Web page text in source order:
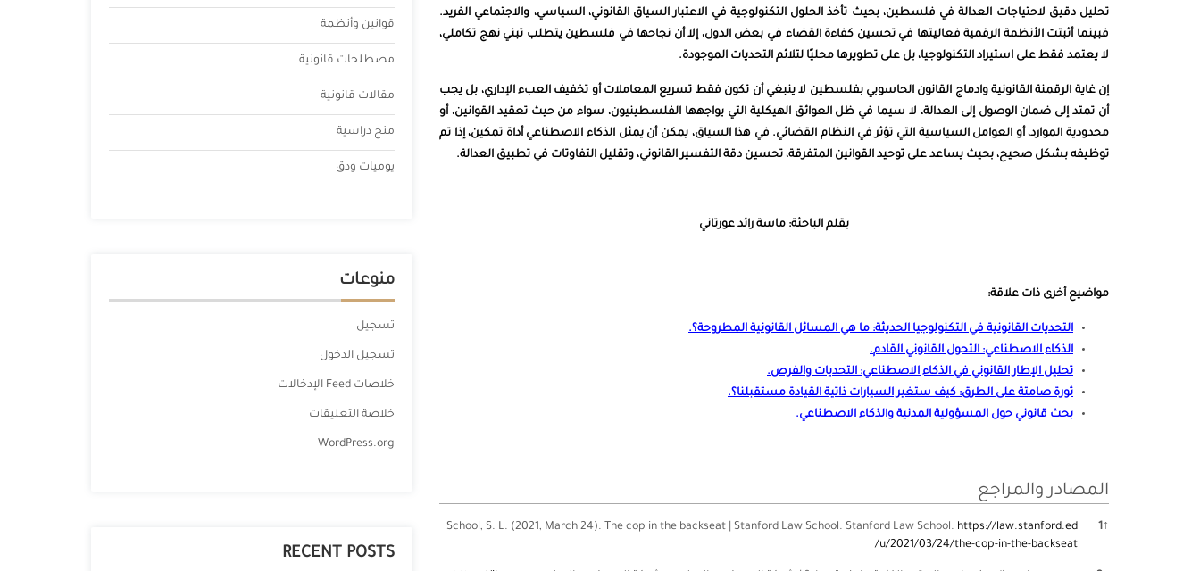
تحليل دقيق لاحتياجات العدالة في فلسطين، بحيث تأخذ الحلول التكنولوجية في الاعتبار السياق القانوني، السياسي، والاجتماعي الفريد.
فبينما أثبتت الأنظمة الرقمية فعاليتها في تحسين كفاءة القضاء في بعض الدول، إلا أن نجاحها في فلسطين يتطلب تبني نهج تكاملي،
لا يعتمد فقط على استيراد التكنولوجيا، بل على تطويرها محليًا لتلائم التحديات الموجودة.
إن غاية الرقمنة القانونية وادماج القانون الحاسوبي بفلسطين لا ينبغي أن تكون فقط تسريع المعاملات أو تخفيف العبء الإداري، بل يجب
أن تمتد إلى ضمان الوصول إلى العدالة، لا سيما في ظل العوائق الهيكلية التي يواجهها الفلسطينيون، سواء من حيث تعقيد القوانين، أو
محدودية الموارد، أو العوامل السياسية التي تؤثر في النظام القضائي. في هذا السياق، يمكن أن يمثل الذكاء الاصطناعي أداة تمكين، إذا تم
توظيفه بشكل صحيح، بحيث يساعد على توحيد القوانين المتفرقة، تحسين دقة التفسير القانوني، وتقليل التفاوتات في تطبيق العدالة.
بقلم الباحثة: ماسة رائد عورتاني
مواضيع أخرى ذات علاقة:
التحديات القانونية في التكنولوجيا الحديثة: ما هي المسائل القانونية المطروحة؟.
الذكاء الاصطناعي: التحول القانوني القادم.
تحليل الإطار القانوني في الذكاء الاصطناعي: التحديات والفرص.
ثورة صامتة على الطرق: كيف ستغير السيارات ذاتية القيادة مستقبلنا؟.
بحث قانوني حول المسؤولية المدنية والذكاء الاصطناعي.
المصادر والمراجع
↑
1
School, S. L. (2021, March 24). The cop in the backseat | Stanford Law School. Stanford Law School. https://law.stanford.ed
u/2021/03/24/the-cop-in-the-backseat/
قوانين وأنظمة
مصطلحات قانونية
مقالات قانونية
منح دراسية
يوميات ودق
منوعات
تسجيل
تسجيل الدخول
خلاصات Feed الإدخالات
خلاصة التعليقات
WordPress.org
RECENT POSTS